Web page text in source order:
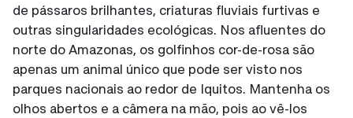
de pássaros brilhantes, criaturas fluviais furtivas e
outras singularidades ecológicas. Nos afluentes do
norte do Amazonas, os golfinhos cor-de-rosa são
apenas um animal único que pode ser visto nos
parques nacionais ao redor de Iquitos. Mantenha os
olhos abertos e a câmera na mão, pois ao vê-los